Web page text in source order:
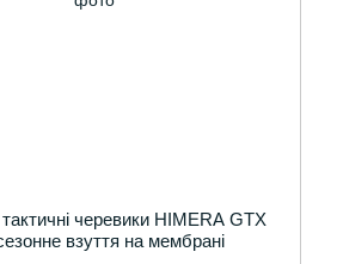
черевики HIMERA GTX
взуття на мембрані